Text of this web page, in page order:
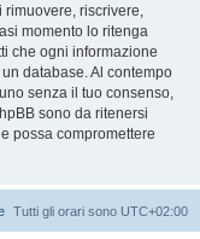
rimuovere, riscrivere,
momento lo ritenga
che ogni informazione
database. Al contempo
senza il tuo consenso,
sono da ritenersi
possa compromettere
Tutti gli orari sono UTC+02:00